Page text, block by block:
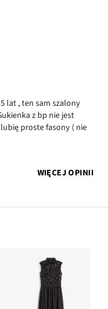
lat , ten sam szalony
z bp nie jest
proste fasony ( nie
WIĘCEJ OPINII